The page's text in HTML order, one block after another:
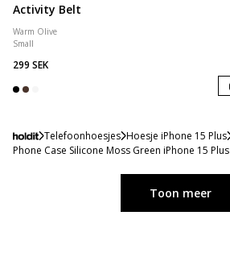
Activity Belt
Warm Olive
Small
299 SEK
Telefoonhoesjes Hoesje iPhone 15 Plus
Phone Case Silicone Moss Green iPhone 15 Plus
Toon meer